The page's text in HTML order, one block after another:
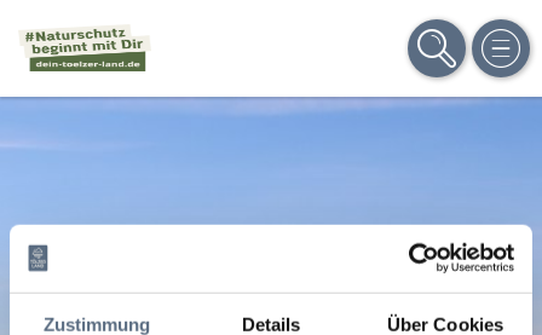
Zustimmung Details Über Cookies
SUCHE MENÜ